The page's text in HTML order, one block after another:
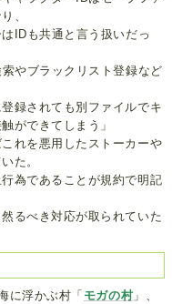
、
IDも共通と言う扱いだっ
やブラックリスト登録など
録されても別ファイルでキ
ができてしまう」
れを悪用したストーカーや
た。
為であることが規約で明記
るべき対応が取られていた
に浮かぶ村「 モガの村」、